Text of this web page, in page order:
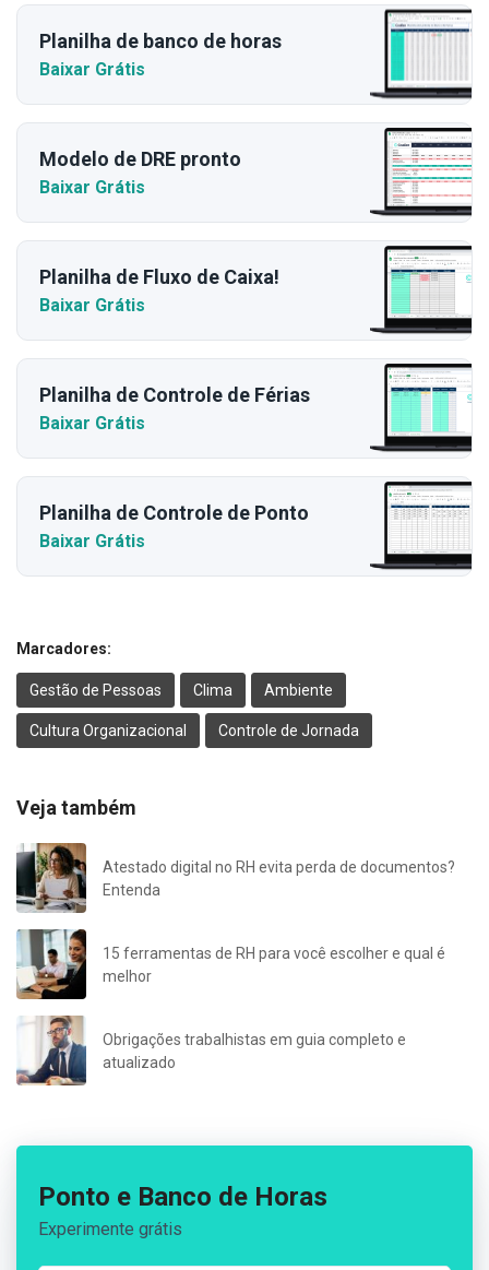
Planilha de banco de horas
Baixar Grátis
Modelo de DRE pronto
Baixar Grátis
Planilha de Fluxo de Caixa!
Baixar Grátis
Planilha de Controle de Férias
Baixar Grátis
Planilha de Controle de Ponto
Baixar Grátis
Marcadores:
Gestão de Pessoas Clima Ambiente
Cultura Organizacional Controle de Jornada
Veja também
Atestado digital no RH evita perda de documentos?
Entenda
15 ferramentas de RH para você escolher e qual é
melhor
Obrigações trabalhistas em guia completo e
atualizado
Ponto e Banco de Horas
Experimente grátis